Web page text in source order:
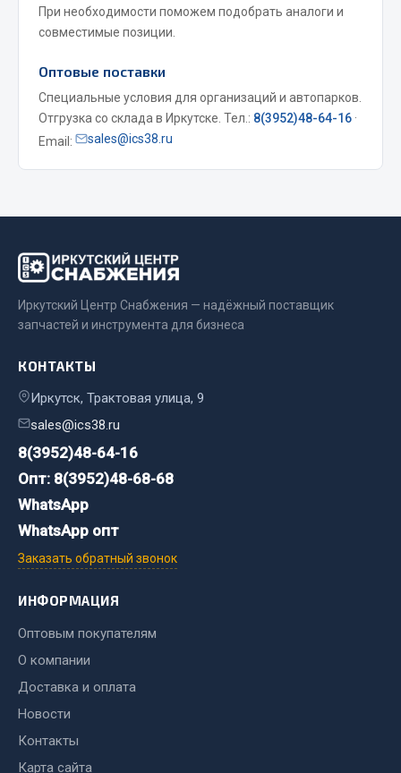
Система питания
Подвеска
Тормозная система
Двигатель
Показать ещё
Весь раздел
Запчасти Урал
Двигатель
Мост задний
Система питания
Система выпуска газа
Система охлаждения
Сцепление
Тормозная система
Весь раздел
Запчасти ЯМЗ
При необходимости поможем подобрать аналоги и
совместимые позиции.
Оптовые поставки
Специальные условия для организаций и автопарков.
Отгрузка со склада в Иркутске. Тел.: 8(3952)48-64-16 ·
Email:
sales@ics38.ru
Иркутский Центр Снабжения — надёжный поставщик
запчастей и инструмента для бизнеса
КОНТАКТЫ
Иркутск, Трактовая улица, 9
sales@ics38.ru
8(3952)48-64-16
Опт: 8(3952)48-68-68
WhatsApp
WhatsApp опт
Заказать обратный звонок
ИНФОРМАЦИЯ
Оптовым покупателям
О компании
Доставка и оплата
Новости
Контакты
Карта сайта